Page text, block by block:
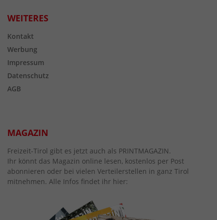
WEITERES
Kontakt
Werbung
Impressum
Datenschutz
AGB
MAGAZIN
Freizeit-Tirol gibt es jetzt auch als PRINTMAGAZIN.
Ihr könnt das Magazin online lesen, kostenlos per Post
abonnieren oder bei vielen Verteilerstellen in ganz Tirol
mitnehmen. Alle Infos findet ihr hier: